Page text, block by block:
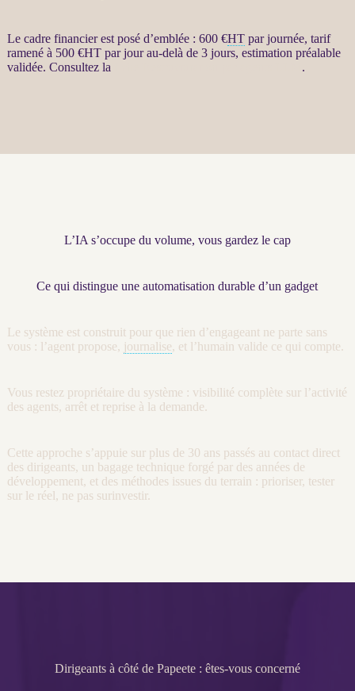
Le cadre financier est posé d’emblée : 600 €HTpar journée, tarif
ramené à 500 €HTpar jour au-delà de 3 jours, estimation préalable
validée. Consultez la
.
L’IA s’occupe du volume, vous gardez le cap
Ce qui distingue une automatisation durable d’un gadget
Le système est construit pour que rien d’engageant ne parte sans
vous : l’agent propose, journalise, et l’humain valide ce qui compte.
Vous restez propriétaire du système : visibilité complète sur l’activité
des agents, arrêt et reprise à la demande.
Cette approche s’appuie sur plus de 30 ans passés au contact direct
des dirigeants, un bagage technique forgé par des années de
développement, et des méthodes issues du terrain : prioriser, tester
sur le réel, ne pas surinvestir.
Dirigeants à côté de Papeete : êtes-vous concerné